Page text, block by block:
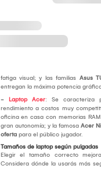
fatiga visual; y las familias Asus
entregan la máxima potencia
-
Laptop Acer: Se caracteriza
rendimiento a costos muy
oficina en casa con memorias
gran autonomía; y la famosa Acer
ofertapara el público jugador.
Tamaños de laptop según pulgadas
Elegir el tamaño correcto
Considera dónde la usarás más